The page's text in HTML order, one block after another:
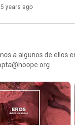
5 years ago
a algunos de ellos
adopta@hoope.org